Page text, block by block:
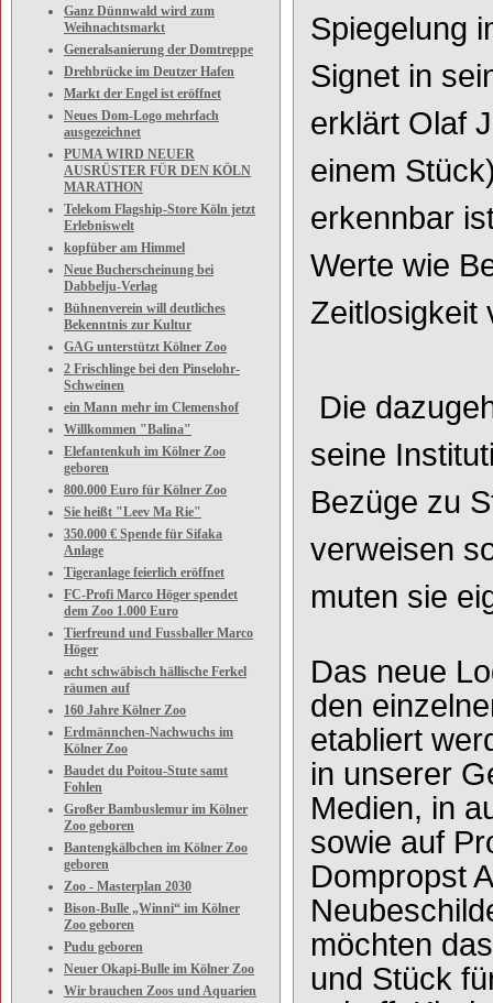
Ganz Dünnwald wird zum
Weihnachtsmarkt
Generalsanierung der Domtreppe
Drehbrücke im Deutzer Hafen
Markt der Engel ist eröffnet
Neues Dom-Logo mehrfach
ausgezeichnet
PUMA WIRD NEUER
AUSRÜSTER FÜR DEN KÖLN
MARATHON
Telekom Flagship-Store Köln jetzt
Erlebniswelt
kopfüber am Himmel
Neue Bucherscheinung bei
Dabbelju-Verlag
Bühnenverein will deutliches
Bekenntnis zur Kultur
GAG unterstützt Kölner Zoo
2 Frischlinge bei den Pinselohr-
Schweinen
ein Mann mehr im Clemenshof
Willkommen "Balina"
Elefantenkuh im Kölner Zoo
geboren
800.000 Euro für Kölner Zoo
Sie heißt "Leev Ma Rie"
350.000 € Spende für Sifaka
Anlage
Tigeranlage feierlich eröffnet
FC-Profi Marco Höger spendet
dem Zoo 1.000 Euro
Tierfreund und Fussballer Marco
Höger
acht schwäbisch hällische Ferkel
räumen auf
160 Jahre Kölner Zoo
Erdmännchen-Nachwuchs im
Kölner Zoo
Baudet du Poitou-Stute samt
Fohlen
Großer Bambuslemur im Kölner
Zoo geboren
Bantengkälbchen im Kölner Zoo
geboren
Zoo - Masterplan 2030
Bison-Bulle „Winni“ im Kölner
Zoo geboren
Pudu geboren
Neuer Okapi-Bulle im Kölner Zoo
Wir brauchen Zoos und Aquarien
Spiegelung
Signet in
erklärt Olaf
einem
erkennbar
Werte wie
Zeitlosigkeit
Die
seine
Bezüge zu
verweisen
muten sie
Das neue
den
etabliert
in unserer
Medien, in
sowie auf
Dompropst
möchten
und Stück